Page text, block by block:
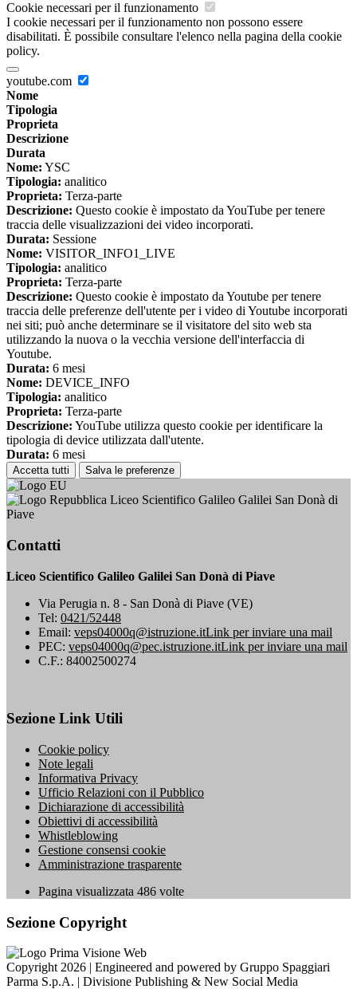
Cookie necessari per il funzionamento
I cookie necessari per il funzionamento non possono essere
disabilitati. È possibile consultare l'elenco nella pagina della cookie
policy.
youtube.com
Nome
Tipologia
Proprieta
Descrizione
Durata
Nome: YSC
Tipologia: analitico
Proprieta: Terza-parte
Descrizione: Questo cookie è impostato da YouTube per tenere
traccia delle visualizzazioni dei video incorporati.
Durata: Sessione
Nome: VISITOR_INFO1_LIVE
Tipologia: analitico
Proprieta: Terza-parte
Descrizione: Questo cookie è impostato da Youtube per tenere
traccia delle preferenze dell'utente per i video di Youtube incorporati
nei siti; può anche determinare se il visitatore del sito web sta
utilizzando la nuova o la vecchia versione dell'interfaccia di
Youtube.
Durata: 6 mesi
Nome: DEVICE_INFO
Tipologia: analitico
Proprieta: Terza-parte
Descrizione: YouTube utilizza questo cookie per identificare la
tipologia di device utilizzata dall'utente.
Durata: 6 mesi
Accetta tutti Salva le preferenze
Liceo Scientifico Galileo Galilei San Donà di
Piave
Contatti
Liceo Scientifico Galileo Galilei San Donà di Piave
Via Perugia n. 8 - San Donà di Piave (VE)
Tel: 0421/52448
Email: veps04000q@istruzione.itLink per inviare una mail
PEC: veps04000q@pec.istruzione.itLink per inviare una mail
C.F.: 84002500274
Sezione Link Utili
Cookie policy
Note legali
Informativa Privacy
Ufficio Relazioni con il Pubblico
Dichiarazione di accessibilità
Obiettivi di accessibilità
Whistleblowing
Gestione consensi cookie
Amministrazione trasparente
Pagina visualizzata 486 volte
Sezione Copyright
Copyright 2026 | Engineered and powered by Gruppo Spaggiari
Parma S.p.A. | Divisione Publishing & New Social Media